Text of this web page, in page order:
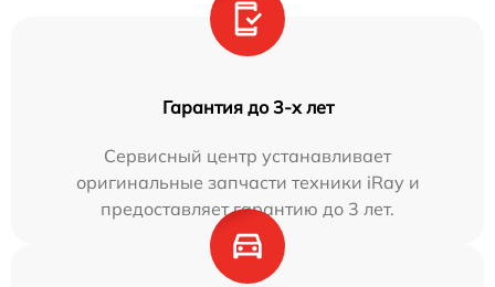
Гарантия до 3-х лет
Сервисный центр устанавливает
оригинальные запчасти техники iRay и
предоставляет гарантию до 3 лет.